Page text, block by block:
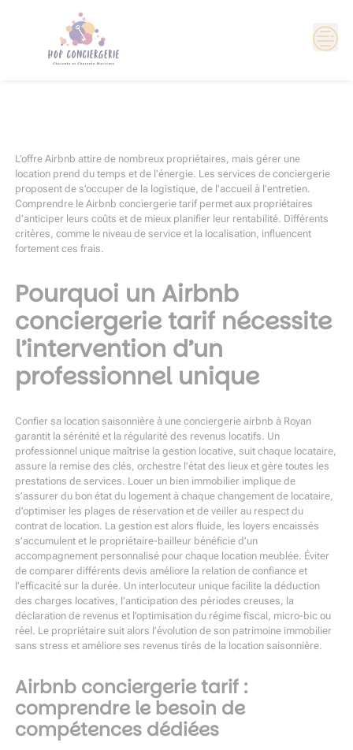
L’offre Airbnb attire de nombreux propriétaires, mais gérer une
location prend du temps et de l’énergie. Les services de conciergerie
proposent de s’occuper de la logistique, de l’accueil à l’entretien.
Comprendre le Airbnb conciergerie tarif permet aux propriétaires
d’anticiper leurs coûts et de mieux planifier leur rentabilité. Différents
critères, comme le niveau de service et la localisation, influencent
fortement ces frais.
Pourquoi un Airbnb
conciergerie tarif nécessite
l’intervention d’un
professionnel unique
Confier sa location saisonnière à uneconciergerie airbnb à Royan
garantit la sérénité et la régularité des revenus locatifs. Un
professionnel unique maîtrise la gestion locative, suit chaque locataire,
assure la remise des clés, orchestre l’état des lieux et gère toutes les
prestations de services. Louer un bien immobilier implique de
s’assurer du bon état du logement à chaque changement de locataire,
d’optimiser les plages de réservation et de veiller au respect du
contrat de location. La gestion est alors fluide, les loyers encaissés
s’accumulent et le propriétaire-bailleur bénéficie d’un
accompagnement personnalisé pour chaque location meublée. Éviter
de comparer différents devis améliore la relation de confiance et
l’efficacité sur la durée. Un interlocuteur unique facilite la déduction
des charges locatives, l’anticipation des périodes creuses, la
déclaration de revenus et l’optimisation du régime fiscal, micro-bic ou
réel. Le propriétaire suit alors l’évolution de son patrimoine immobilier
sans stress et améliore ses revenus tirés de la location saisonnière.
Airbnb conciergerie tarif :
comprendre le besoin de
compétences dédiées